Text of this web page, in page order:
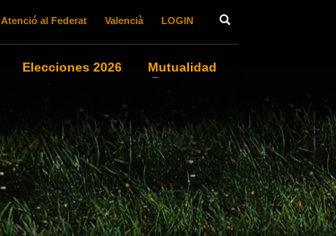
Atenció al Federat Valencià LOGIN
Elecciones 2026
Mutualidad